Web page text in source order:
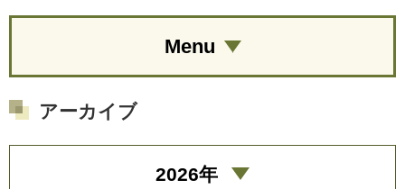
Menu
アーカイブ
2026年